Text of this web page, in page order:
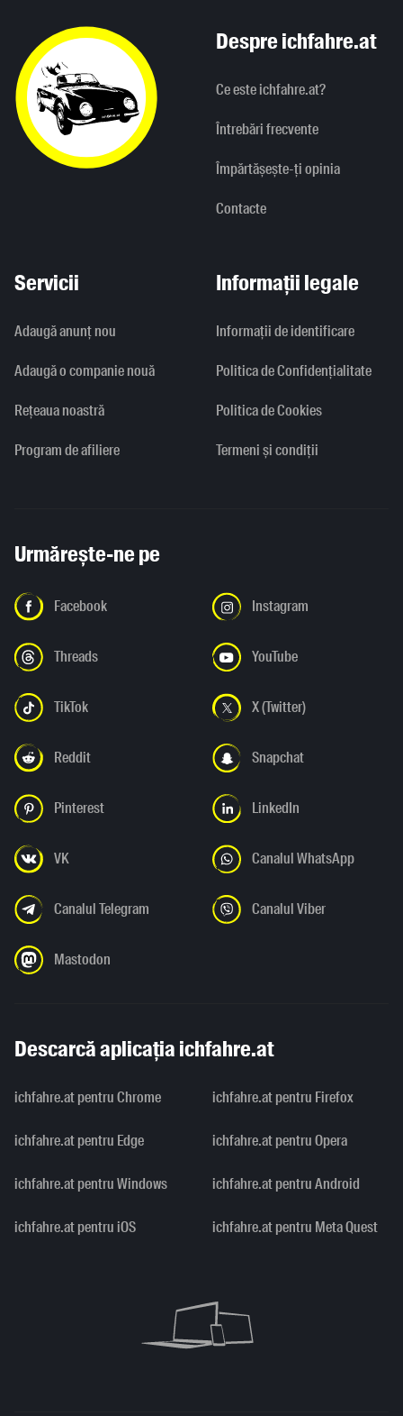
Despre ichfahre.at
Ce este ichfahre.at?
Întrebări frecvente
Împărtășește-ți opinia
Contacte
Servicii
Adaugă anunț nou
Adaugă o companie nouă
Rețeaua noastră
Program de afiliere
Informații legale
Informaţii de identificare
Politica de Confidențialitate
Politica de Cookies
Termeni și condiții
Urmărește-ne pe
Facebook Instagram
Threads YouTube
TikTok X (Twitter)
Reddit Snapchat
Pinterest LinkedIn
VK Canalul WhatsApp
Canalul Telegram Canalul Viber
Mastodon
Descarcă aplicația ichfahre.at
ichfahre.at pentru Chrome ichfahre.at pentru Firefox
ichfahre.at pentru Edge ichfahre.at pentru Opera
ichfahre.at pentru Windows ichfahre.at pentru Android
ichfahre.at pentru iOS ichfahre.at pentru Meta Quest